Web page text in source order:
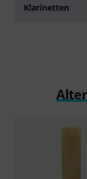
Klarinetten